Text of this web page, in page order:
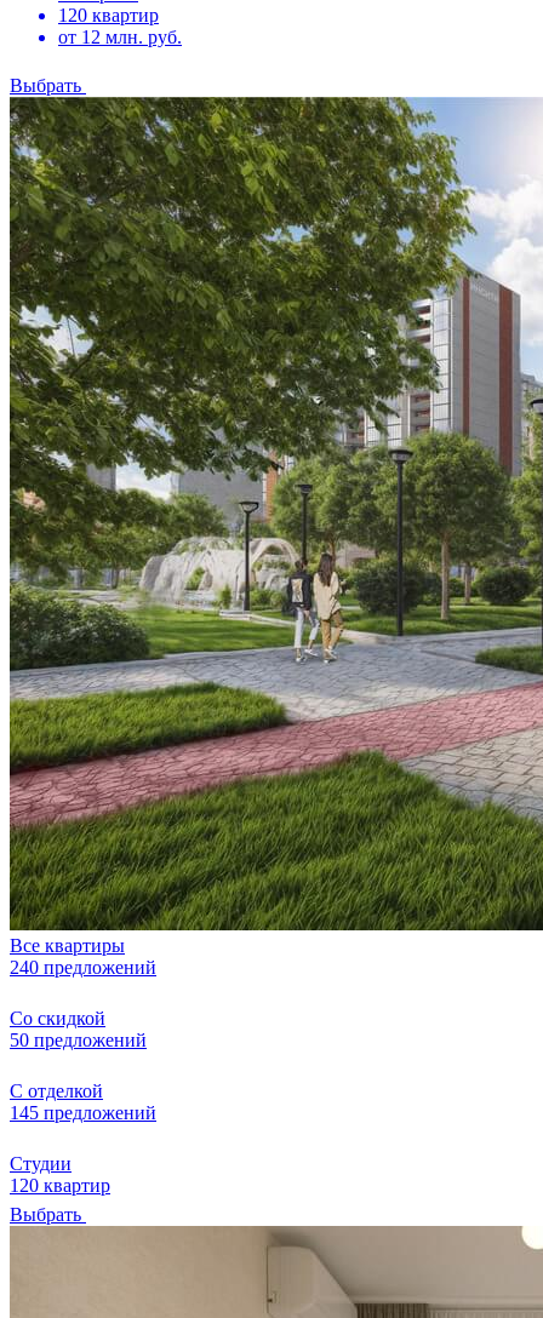
120 квартир
от 12 млн. руб.
Выбрать
Все квартиры
240 предложений
Со скидкой
50 предложений
С отделкой
145 предложений
Студии
120 квартир
Выбрать